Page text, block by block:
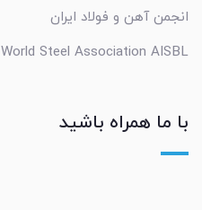
انجمن آهن و فولاد ایران
World Steel Association AISBL
با ما همراه باشید